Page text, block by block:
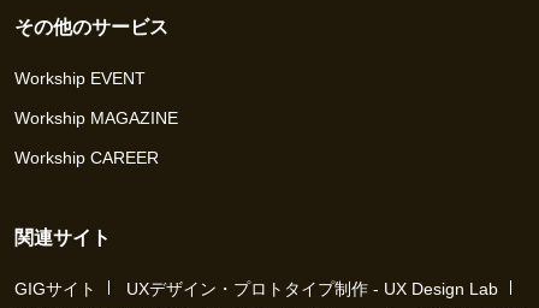
その他のサービス
Workship EVENT
Workship MAGAZINE
Workship CAREER
関連サイト
GIGサイト
UXデザイン・プロトタイプ制作 - UX Design Lab